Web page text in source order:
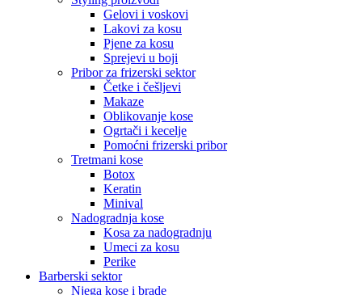
Gelovi i voskovi
Lakovi za kosu
Pjene za kosu
Sprejevi u boji
Pribor za frizerski sektor
Četke i češljevi
Makaze
Oblikovanje kose
Ogrtači i kecelje
Pomoćni frizerski pribor
Tretmani kose
Botox
Keratin
Minival
Nadogradnja kose
Kosa za nadogradnju
Umeci za kosu
Perike
Barberski sektor
Njega kose i brade